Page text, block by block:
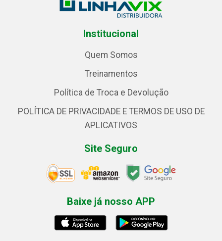
Institucional
Quem Somos
Treinamentos
Política de Troca e Devolução
POLÍTICA DE PRIVACIDADE E TERMOS DE USO DE
APLICATIVOS
Site Seguro
Baixe já nosso APP